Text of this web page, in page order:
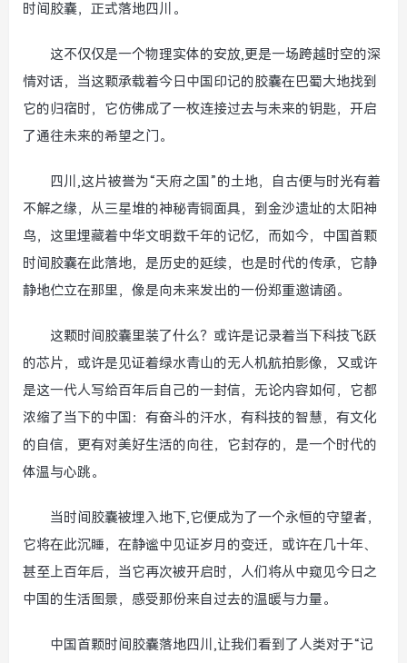
时间胶囊，正式落地四川。
这不仅仅是一个物理实体的安放,更是一场跨越时空的深
情对话，当这颗承载着今日中国印记的胶囊在巴蜀大地找到
它的归宿时，它仿佛成了一枚连接过去与未来的钥匙，开启
了通往未来的希望之门。
四川,这片被誉为“天府之国”的土地，自古便与时光有着
不解之缘，从三星堆的神秘青铜面具，到金沙遗址的太阳神
鸟，这里埋藏着中华文明数千年的记忆，而如今，中国首颗
时间胶囊在此落地，是历史的延续，也是时代的传承，它静
静地伫立在那里，像是向未来发出的一份郑重邀请函。
这颗时间胶囊里装了什么？或许是记录着当下科技飞跃
的芯片，或许是见证着绿水青山的无人机航拍影像，又或许
是这一代人写给百年后自己的一封信，无论内容如何，它都
浓缩了当下的中国：有奋斗的汗水，有科技的智慧，有文化
的自信，更有对美好生活的向往，它封存的，是一个时代的
体温与心跳。
当时间胶囊被埋入地下,它便成为了一个永恒的守望者，
它将在此沉睡，在静谧中见证岁月的变迁，或许在几十年、
甚至上百年后，当它再次被开启时，人们将从中窥见今日之
中国的生活图景，感受那份来自过去的温暖与力量。
中国首颗时间胶囊落地四川,让我们看到了人类对于“记